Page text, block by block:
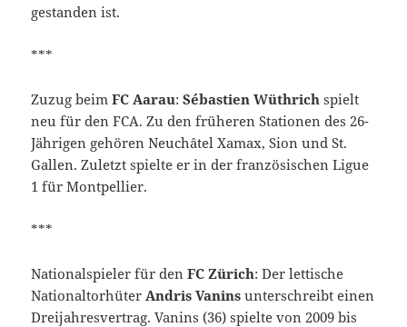
gestanden ist.
***
Zuzug beimFC Aarau:Sébastien Wüthrich spielt
neu für den FCA. Zu den früheren Stationen des 26-
Jährigen gehören Neuchâtel Xamax, Sion und St.
Gallen. Zuletzt spielte er in der französischen Ligue
1 für Montpellier.
***
Nationalspieler für denFC Zürich: Der lettische
Nationaltorhüter Andris Vanins unterschreibt einen
Dreijahresvertrag. Vanins (36) spielte von 2009 bis